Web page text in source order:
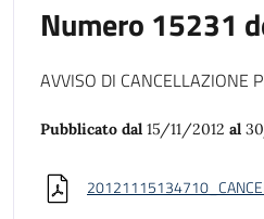
Numero 15231
AVVISO DI CANCELLAZIONE
Pubblicato dal 15/11/2012 al